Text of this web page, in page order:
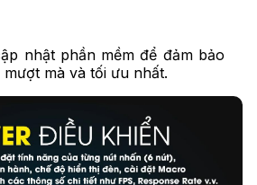
nhật phần mềm để đảm bảo
mà và tối ưu nhất.